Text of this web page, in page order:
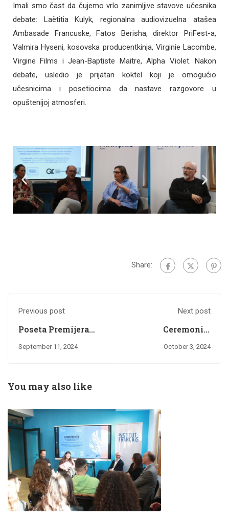
Imali smo čast da čujemo vrlo zanimljive stavove učesnika
debate: Laëtitia Kulyk, regionalna audiovizuelna atašea
Ambasade Francuske, Fatos Berisha, direktor PriFest-a,
Valmira Hyseni, kosovska producentkinja, Virginie Lacombe,
Virgine Films i Jean-Baptiste Maitre, Alpha Violet. Nakon
debate, usledio je prijatan koktel koji je omogućio
učesnicima i posetiocima da nastave razgovore u
opuštenijoj atmosferi.
Share:
Previous post
Poseta Premijera
Francuskom
September 11, 2024
Next post
Ceremonija
otvaranja Festivala
October 3, 2024
You may also like